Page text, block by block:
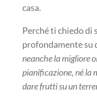
casa.
Perché ti chiedo di
profondamente su
neanche la migliore
pianificazione, né la
dare frutti su un